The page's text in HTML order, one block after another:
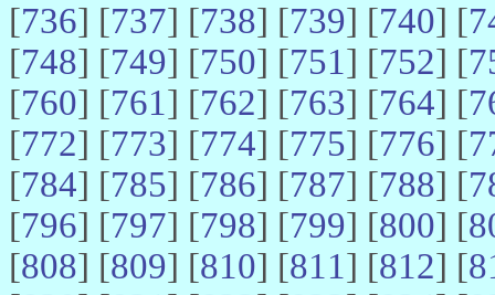
[736] [737] [738] [739] [740] [
[748] [749] [750] [751] [752] [
[760] [761] [762] [763] [764] [
[772] [773] [774] [775] [776] [
[784] [785] [786] [787] [788] [
[796] [797] [798] [799] [800] [
[808] [809] [810] [811] [812] [